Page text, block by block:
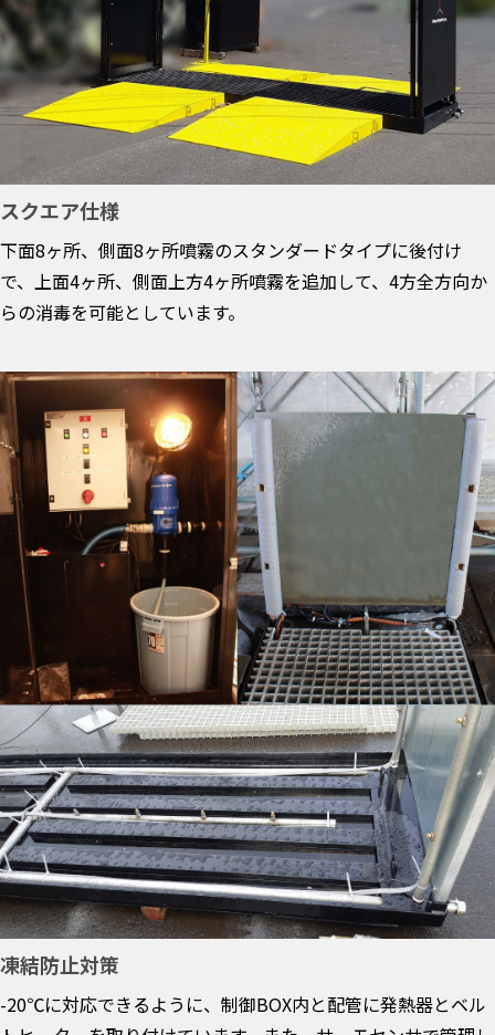
スクエア仕様
下面8ヶ所、側面8ヶ所噴霧のスタンダードタイプに後付け
で、上面4ヶ所、側面上方4ヶ所噴霧を追加して、4方全方向か
らの消毒を可能としています。
凍結防止対策
-20℃に対応できるように、制御BOX内と配管に発熱器とベル